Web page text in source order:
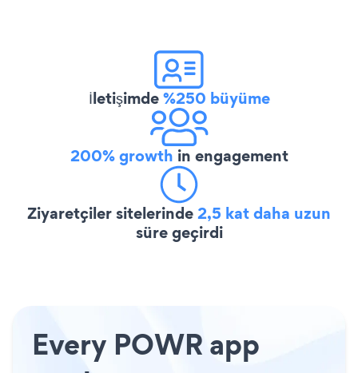
İletişimde%250 büyüme
200% growth in engagement
Ziyaretçiler sitelerinde2,5 kat daha uzun
süre geçirdi
Every POWR app